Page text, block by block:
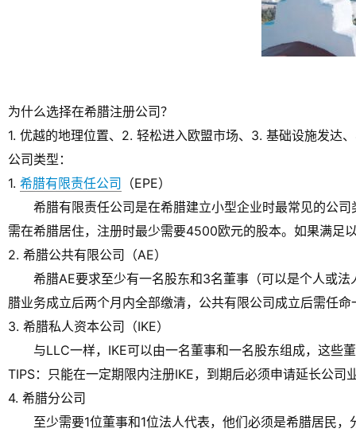
为什么选择在希腊注册公司？
1. 优越的地理位置、2. 轻松进入欧盟市场、3. 基础设施发达
公司类型：
1. 希腊有限责任公司 （EPE）
希腊有限责任公司是在希腊建立小型企业时最常见的公司
需在希腊居住，注册时最少需要4500欧元的股本。如果满足
2. 希腊公共有限公司（AE）
希腊AE要求至少有一名股东和3名董事（可以是个人或法
腊业务成立后两个月内全部缴清，公共有限公司成立后需任
3. 希腊私人资本公司（IKE）
与LLC一样，IKE可以由一名董事和一名股东组成，这些
TIPS：只能在一定期限内注册IKE，到期后必须申请延长公司
4. 希腊分公司
至少需要1位董事和1位法人代表，他们必须是希腊居民，